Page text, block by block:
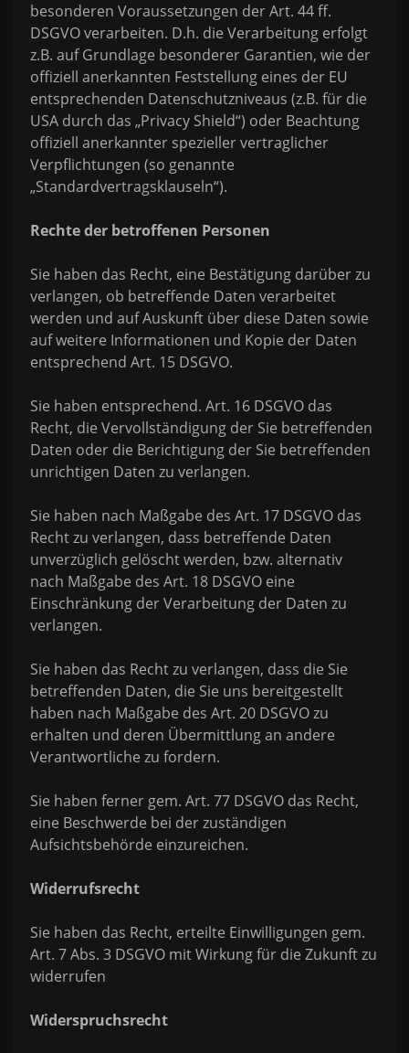
besonderen Voraussetzungen der Art. 44 ff.
DSGVO verarbeiten. D.h. die Verarbeitung erfolgt
z.B. auf Grundlage besonderer Garantien, wie der
offiziell anerkannten Feststellung eines der EU
entsprechenden Datenschutzniveaus (z.B. für die
USA durch das „Privacy Shield“) oder Beachtung
offiziell anerkannter spezieller vertraglicher
Verpflichtungen (so genannte
„Standardvertragsklauseln“).
Rechte der betroffenen Personen
Sie haben das Recht, eine Bestätigung darüber zu
verlangen, ob betreffende Daten verarbeitet
werden und auf Auskunft über diese Daten sowie
auf weitere Informationen und Kopie der Daten
entsprechend Art. 15 DSGVO.
Sie haben entsprechend. Art. 16 DSGVO das
Recht, die Vervollständigung der Sie betreffenden
Daten oder die Berichtigung der Sie betreffenden
unrichtigen Daten zu verlangen.
Sie haben nach Maßgabe des Art. 17 DSGVO das
Recht zu verlangen, dass betreffende Daten
unverzüglich gelöscht werden, bzw. alternativ
nach Maßgabe des Art. 18 DSGVO eine
Einschränkung der Verarbeitung der Daten zu
verlangen.
Sie haben das Recht zu verlangen, dass die Sie
betreffenden Daten, die Sie uns bereitgestellt
haben nach Maßgabe des Art. 20 DSGVO zu
erhalten und deren Übermittlung an andere
Verantwortliche zu fordern.
Sie haben ferner gem. Art. 77 DSGVO das Recht,
eine Beschwerde bei der zuständigen
Aufsichtsbehörde einzureichen.
Widerrufsrecht
Sie haben das Recht, erteilte Einwilligungen gem.
Art. 7 Abs. 3 DSGVO mit Wirkung für die Zukunft zu
widerrufen
Widerspruchsrecht